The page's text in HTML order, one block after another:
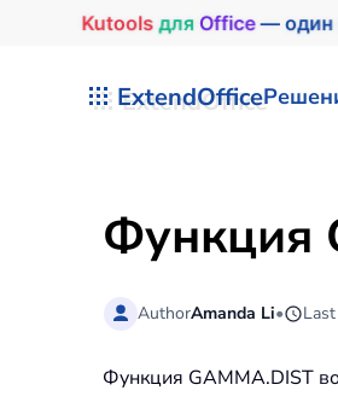
Kutools для Office— один
ExtendOffice
Функция
AuthorAmanda Li•
Функция GAMMA.DIST